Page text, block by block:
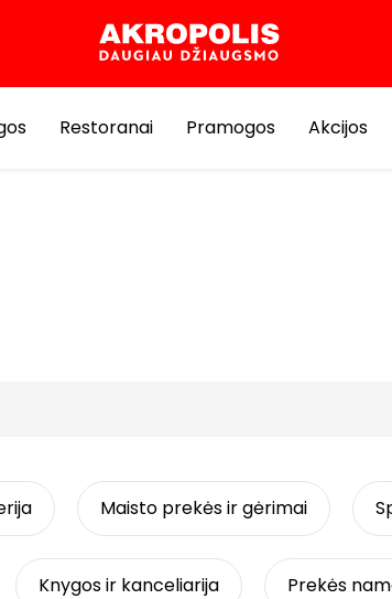
Restoranai Pramogos Akcijos
Maisto prekės ir gėrimai
Knygos ir kanceliarija Prekės